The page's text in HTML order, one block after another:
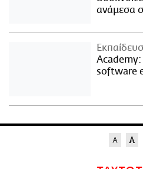
ανάμεσα
Academy:
software